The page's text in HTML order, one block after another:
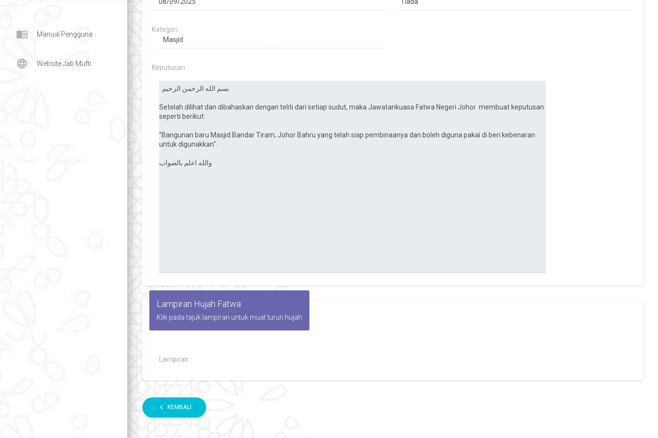
menu_book Manual Pengguna
language Website Jab Mufti
Kategori :
Keputusan :
Lampiran Hujah Fatwa
Klik pada tajuk lampiran untuk muat turun hujah
Lampiran :
chevron_left KEMBALI